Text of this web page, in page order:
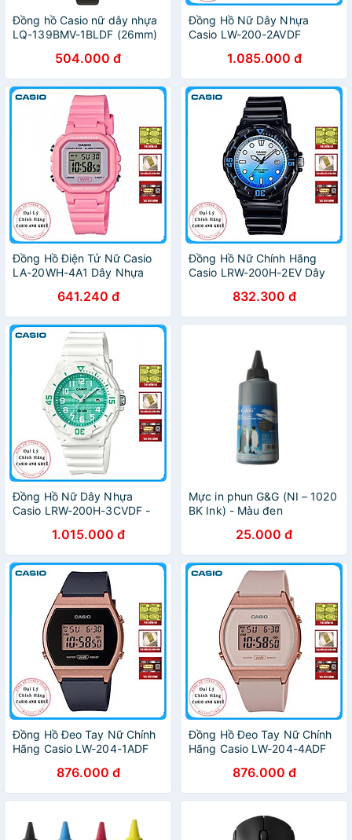
Đồng hồ Casio nữ dây nhựa
LQ-139BMV-1BLDF (26mm)
504.000 đ
Đồng Hồ Nữ Dây Nhựa
Casio LW-200-2AVDF
1.085.000 đ
Đồng Hồ Điện Tử Nữ Casio
LA-20WH-4A1 Dây Nhựa
641.240 đ
Đồng Hồ Nữ Chính Hãng
Casio LRW-200H-2EV Dây
832.300 đ
Đồng Hồ Nữ Dây Nhựa
Casio LRW-200H-3CVDF -
1.015.000 đ
Mực in phun G&G (NI – 1020
BK Ink) - Màu đen
25.000 đ
Đồng Hồ Đeo Tay Nữ Chính
Hãng Casio LW-204-1ADF
876.000 đ
Đồng Hồ Đeo Tay Nữ Chính
Hãng Casio LW-204-4ADF
876.000 đ